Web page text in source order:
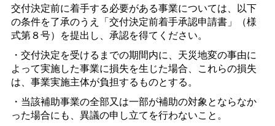
交付決定前に着手する必要がある事業については、以下
の条件を了承のうえ「交付決定前着手承認申請書」（様
式第８号）を提出し、承認を得てください。
・交付決定を受けるまでの期間内に、天災地変の事由に
よって実施した事業に損失を生じた場合、これらの損失
は、事業実施主体が負担するものとする。
・当該補助事業の全部又は一部が補助の対象とならなか
った場合にも、異議の申し立てを行わないこと。